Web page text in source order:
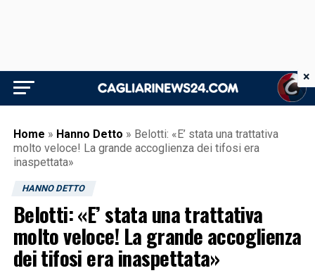
Home » Hanno Detto » Belotti: «E’ stata una trattativa
molto veloce! La grande accoglienza dei tifosi era
inaspettata»
HANNO DETTO
Belotti: «E’ stata una trattativa
molto veloce! La grande accoglienza
dei tifosi era inaspettata»
×